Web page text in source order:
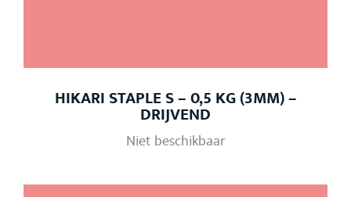
HIKARI STAPLE S – 0,5 KG (3MM) –
DRIJVEND
Niet beschikbaar